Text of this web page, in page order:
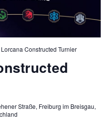
Lorcana Constructed Turnier
Straße, Freiburg im Breisgau,